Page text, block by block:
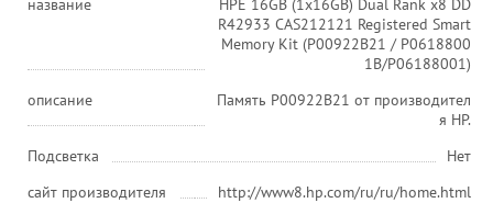
название
HPE 16GB (1x16GB) Dual Rank x8 DD
R42933 CAS212121 Registered Smart
Memory Kit (P00922B21 / P0618800
1B/P06188001)
описание
Память P00922B21 от производител
я HP.
Подсветка
Нет
сайт производителя
http://www8.hp.com/ru/ru/home.html